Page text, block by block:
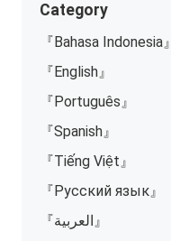
Category
『Bahasa Indonesia』
『English』
『Português』
『Spanish』
『Tiếng Việt』
『Русский язык』
『العربية』